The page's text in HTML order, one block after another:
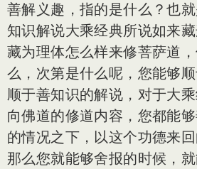
善解义趣，指的是什么？也
知识解说大乘经典所说如来
藏为理体怎么样来修菩萨道
么，次第是什么呢，您能够
顺于善知识的解说，对于大
向佛道的修道内容，您都能
的情况之下，以这个功德来
那么您就能够舍报的时候，